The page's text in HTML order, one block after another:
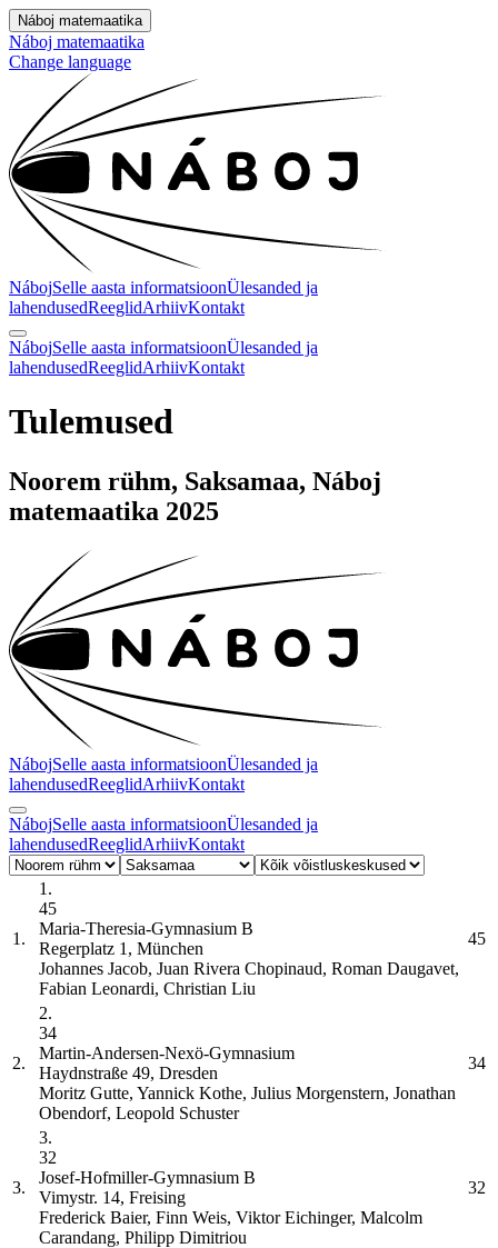
Náboj matemaatika
Náboj matemaatika
Change language
NábojSelle aasta informatsioonÜlesanded ja
lahendusedReeglidArhiivKontakt
NábojSelle aasta informatsioonÜlesanded ja
lahendusedReeglidArhiivKontakt
Tulemused
Noorem rühm, Saksamaa, Náboj
matemaatika 2025
NábojSelle aasta informatsioonÜlesanded ja
lahendusedReeglidArhiivKontakt
NábojSelle aasta informatsioonÜlesanded ja
lahendusedReeglidArhiivKontakt
1.
1.
45
Maria-Theresia-Gymnasium B
Regerplatz 1, München
Johannes Jacob, Juan Rivera Chopinaud, Roman Daugavet,
Fabian Leonardi, Christian Liu
45
2.
2.
34
Martin-Andersen-Nexö-Gymnasium
Haydnstraße 49, Dresden
Moritz Gutte, Yannick Kothe, Julius Morgenstern, Jonathan
Obendorf, Leopold Schuster
34
3.
3.
32
Josef-Hofmiller-Gymnasium B
Vimystr. 14, Freising
Frederick Baier, Finn Weis, Viktor Eichinger, Malcolm
Carandang, Philipp Dimitriou
32